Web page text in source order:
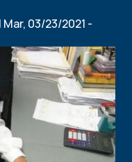
Mar, 03/23/2021 -